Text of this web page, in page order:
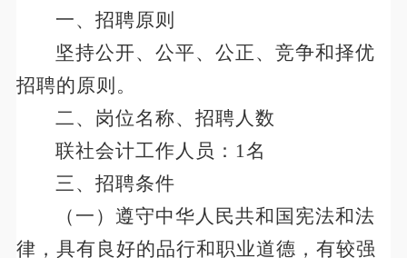
一、 招聘原则
坚持公开、公平、公正、竞争和择优
招聘的原则。
二、 岗位名称、招聘人数
联社会计工作人员： 1名
三、 招聘条件
（一）遵守中华人民共和国宪法和法
律，具有良好的品行和职业道德，有较强